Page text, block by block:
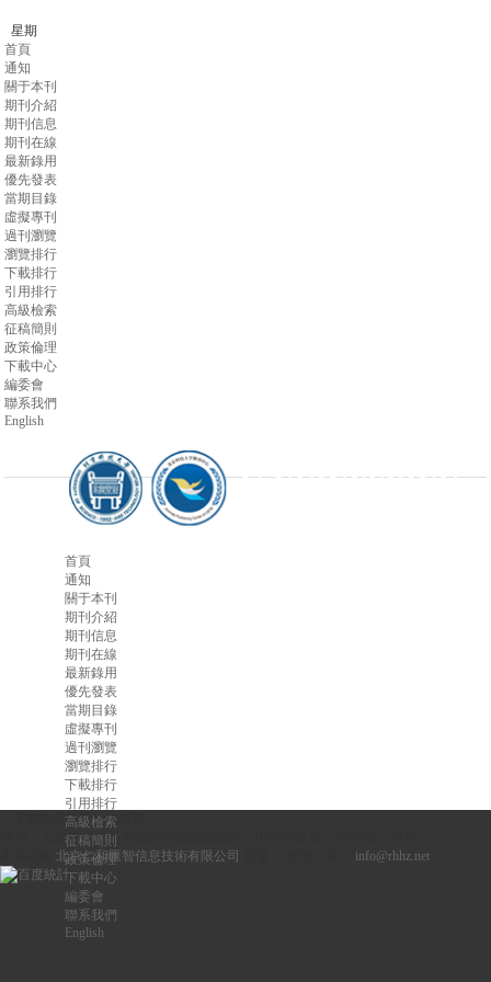
星期
首頁
通知
關于本刊
期刊介紹
期刊信息
期刊在線
最新錄用
優先發表
當期目錄
虛擬專刊
過刊瀏覽
瀏覽排行
下載排行
引用排行
高級檢索
征稿簡則
政策倫理
下載中心
編委會
聯系我們
English
首頁
通知
關于本刊
期刊介紹
期刊信息
期刊在線
最新錄用
優先發表
當期目錄
虛擬專刊
過刊瀏覽
瀏覽排行
下載排行
引用排行
高級檢索
征稿簡則
政策倫理
下載中心
編委會
聯系我們
English
《工程科學學報》編輯部
地 址：北京市海淀區學院路30號
北京仁和匯智信息技術有限公司 info@rhhz.net